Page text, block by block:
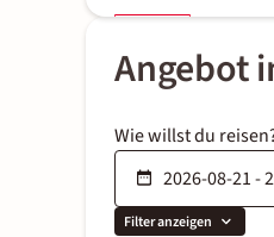
Angebot
Wie willst du
Filter anzeigen